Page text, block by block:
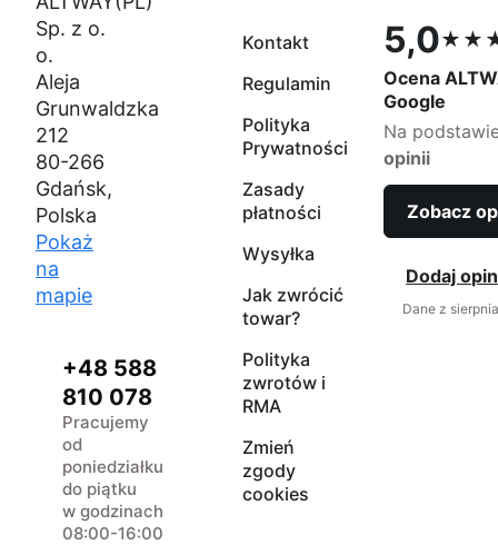
Sp. z o.
o.
Aleja
Grunwaldzka
212
80-266
Gdańsk,
Polska
Pokaż
na
mapie
+48 588
810 078
Pracujemy
od
poniedziałku
do piątku
w godzinach
08:00-16:00
Kontakt
Regulamin
Polityka
Prywatności
Zasady
płatności
Wysyłka
Jak zwrócić
towar?
Polityka
zwrotów i
RMA
Zmień
zgody
cookies
5,0
Ocena 5,0
Ocena
Google
Na
opinii
Zobacz
Dodaj
Dane z